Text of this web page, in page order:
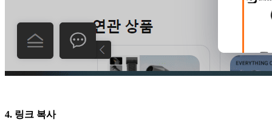
4. 링크 복사